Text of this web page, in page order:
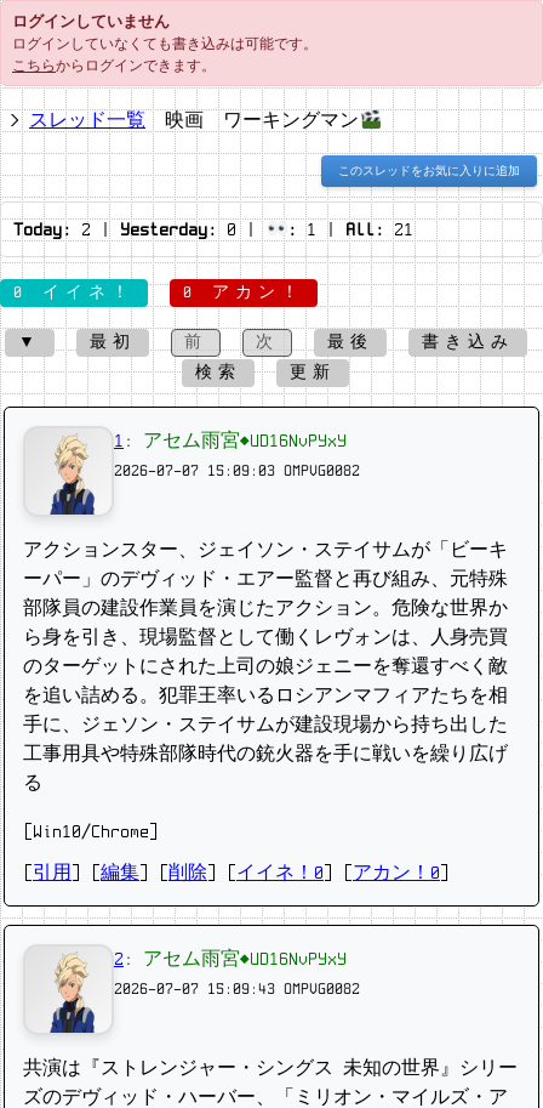
ログインしていません
ログインしていなくても書き込みは可能です。
こちらからログインできます。
スレッド一覧 映画 ワーキングマン
このスレッドをお気に入りに追加
Today: 2 | Yesterday:0 | : 1 | All: 21
0 イイネ！ 0 アカン！
▼ 最初 前 次 最後
書き込み
検索
更新
1 : アセム雨宮◆UD16NvPYxY
2026-07-07 15:09:03 OMPVG0082
アクションスター、ジェイソン・ステイサムが「ビーキ
ーパー」のデヴィッド・エアー監督と再び組み、元特殊
部隊員の建設作業員を演じたアクション。危険な世界か
ら身を引き、現場監督として働くレヴォンは、人身売買
のターゲットにされた上司の娘ジェニーを奪還すべく敵
を追い詰める。犯罪王率いるロシアンマフィアたちを相
手に、ジェソン・ステイサムが建設現場から持ち出した
工事用具や特殊部隊時代の銃火器を手に戦いを繰り広げ
る
[Win10/Chrome]
引用 編集 削除 イイネ！0 アカン！0
2 : アセム雨宮◆UD16NvPYxY
2026-07-07 15:09:43 OMPVG0082
共演は『ストレンジャー・シングス 未知の世界』シリー
ズのデヴィッド・ハーバー、「ミリオン・マイルズ・ア